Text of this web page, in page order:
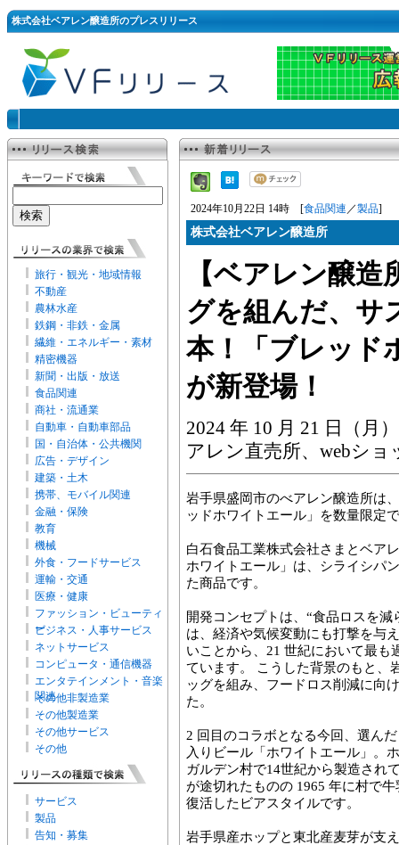
株式会社ベアレン醸造所のプレスリリース
旅行・観光・地域情報
不動産
農林水産
鉄鋼・非鉄・金属
繊維・エネルギー・素材
精密機器
新聞・出版・放送
食品関連
商社・流通業
自動車・自動車部品
国・自治体・公共機関
広告・デザイン
建築・土木
携帯、モバイル関連
金融・保険
教育
機械
外食・フードサービス
運輸・交通
医療・健康
ファッション・ビューティ
ー
ビジネス・人事サービス
ネットサービス
コンピュータ・通信機器
エンタテインメント・音楽
関連
その他非製造業
その他製造業
その他サービス
その他
サービス
製品
告知・募集
2024年10月22日 14時 [食品関連 ／製品]
株式会社ベアレン醸造所
【ベアレン醸
グを組んだ、サ
本！「ブレッド
が新登場！
2024 年 10 月 21 日（月
アレン直売所、webシ
岩手県盛岡市のべアレン醸造所は
ッドホワイトエール」を数量限定
白石食品工業株式会社さまとベア
ホワイトエール」は、シライシパ
た商品です。
開発コンセプトは、“食品ロスを
は、経済や気候変動にも打撃を与
いことから、21 世紀において最も
ています。 こうした背景のもと、
ッグを組み、フードロス削減に向
た。
2 回目のコラボとなる今回、選ん
入りビール「ホワイトエール」。
ガルデン村で14世紀から製造され
が途切れたものの 1965 年に村で
復活したビアスタイルです。
岩手県産ホップと東北産麦芽が支